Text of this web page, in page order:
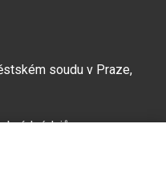
soudu v Praze,
údajů
a baterií